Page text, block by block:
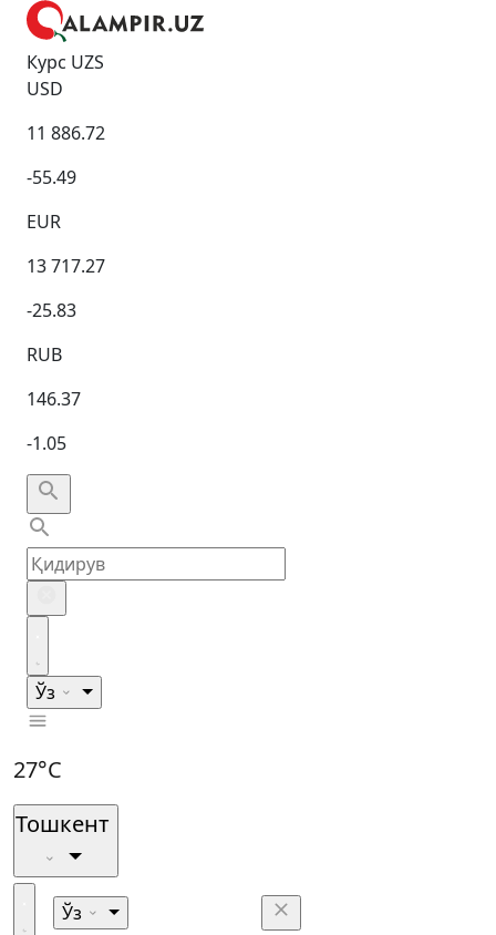
Курс UZS
USD
11 886.72
-55.49
EUR
13 717.27
-25.83
RUB
146.37
-1.05
Ўз
27°C
Тошкент
Ўз